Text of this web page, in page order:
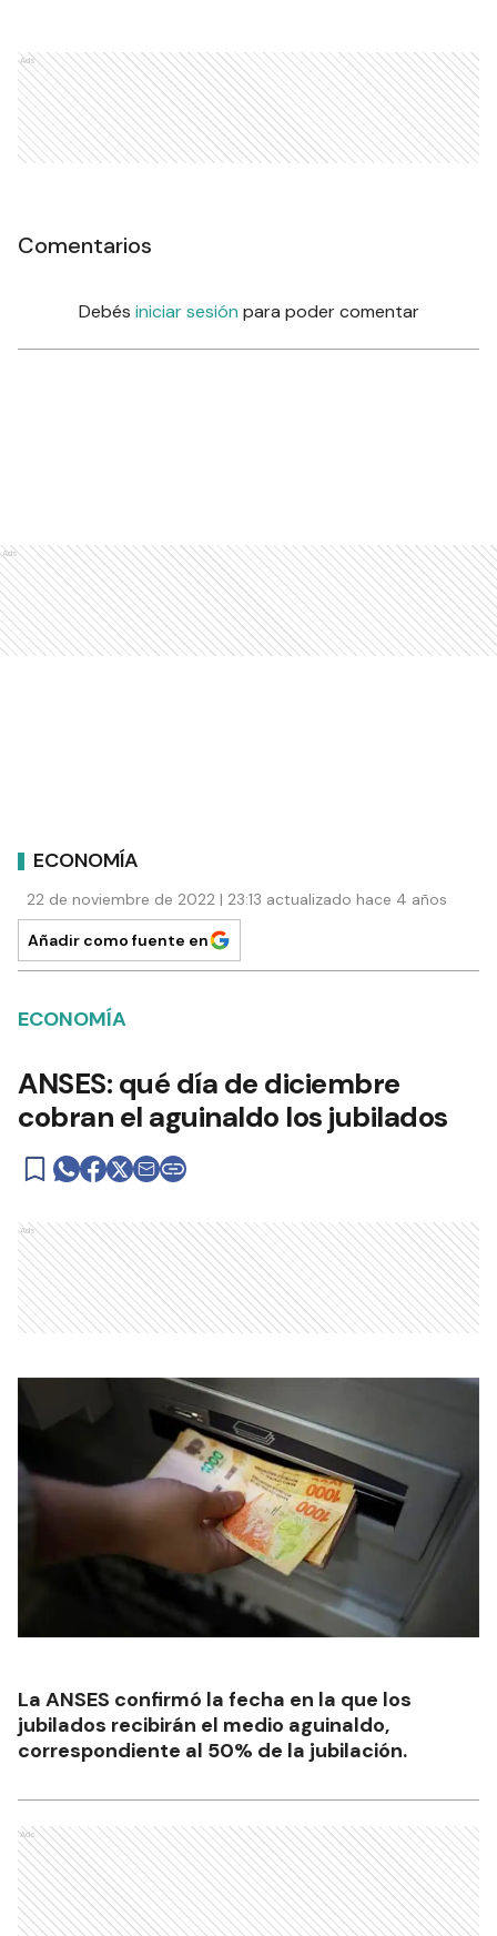
Ads
Comentarios
Debés iniciar sesión para poder comentar
Ads
ECONOMÍA
22 de noviembre de 2022 | 23:13 actualizado hace 4 años
Añadir como fuente en
ECONOMÍA
ANSES: qué día de diciembre
cobran el aguinaldo los jubilados
Ads
La ANSES confirmó la fecha en la que los
jubilados recibirán el medio aguinaldo,
correspondiente al 50% de la jubilación.
Ads